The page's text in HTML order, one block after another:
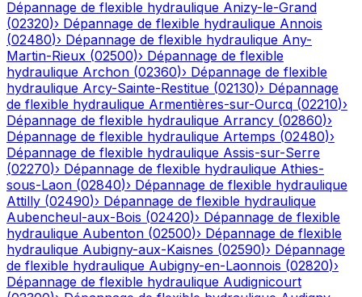
Dépannage de flexible hydraulique Anizy-le-Grand
(02320)› Dépannage de flexible hydraulique Annois
(02480)› Dépannage de flexible hydraulique Any-
Martin-Rieux (02500)› Dépannage de flexible
hydraulique Archon (02360)› Dépannage de flexible
hydraulique Arcy-Sainte-Restitue (02130)› Dépannage
de flexible hydraulique Armentières-sur-Ourcq (02210)›
Dépannage de flexible hydraulique Arrancy (02860)›
Dépannage de flexible hydraulique Artemps (02480)›
Dépannage de flexible hydraulique Assis-sur-Serre
(02270)› Dépannage de flexible hydraulique Athies-
sous-Laon (02840)› Dépannage de flexible hydraulique
Attilly (02490)› Dépannage de flexible hydraulique
Aubencheul-aux-Bois (02420)› Dépannage de flexible
hydraulique Aubenton (02500)› Dépannage de flexible
hydraulique Aubigny-aux-Kaisnes (02590)› Dépannage
de flexible hydraulique Aubigny-en-Laonnois (02820)›
Dépannage de flexible hydraulique Audignicourt